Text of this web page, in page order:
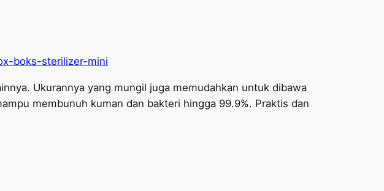
boks-sterilizer-mini
Ukurannya yang mungil juga memudahkan untuk dibawa
membunuh kuman dan bakteri hingga 99.9%. Praktis dan